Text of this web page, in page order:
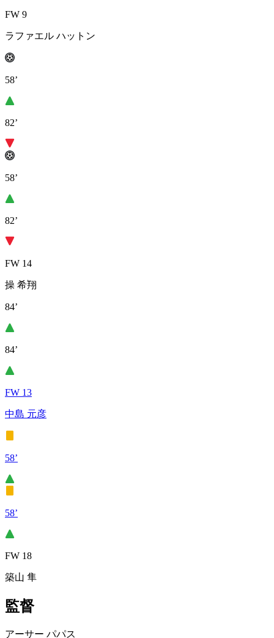
FW 9
ラファエル ハットン
58’
82’
58’
82’
FW 14
操 希翔
84’
84’
FW 13
中島 元彦
58’
58’
FW 18
築山 隼
監督
アーサー パパス